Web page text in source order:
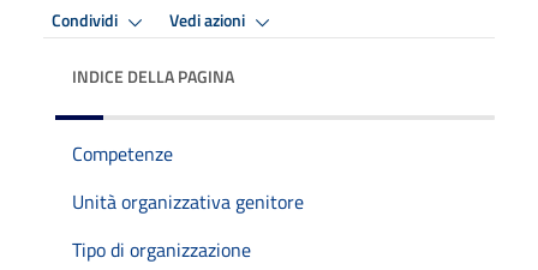
Condividi Vedi azioni
INDICE DELLA PAGINA
Competenze
Unità organizzativa genitore
Tipo di organizzazione